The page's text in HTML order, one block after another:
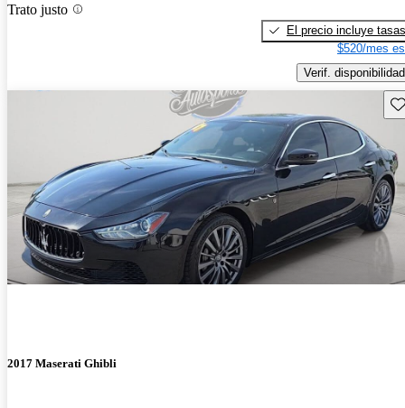
Trato justo
El precio incluye tasas
$520/mes
Verif. disponibilidad
2017 Maserati Ghibli